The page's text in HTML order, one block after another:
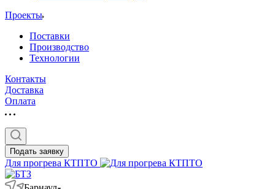
Проекты
Поставки
Производство
Технологии
Контакты
Доставка
Оплата
Подать заявку
Для прогрева КТПТО